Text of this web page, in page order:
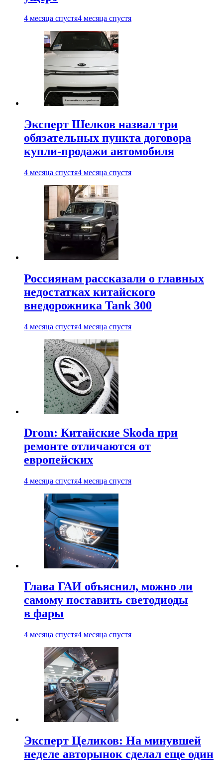
4 месяца спустя4 месяца спустя
Эксперт Шелков назвал три
обязательных пункта договора
купли-продажи автомобиля
4 месяца спустя4 месяца спустя
Россиянам рассказали о главных
недостатках китайского
внедорожника Tank 300
4 месяца спустя4 месяца спустя
Drom: Китайские Skoda при
ремонте отличаются от
европейских
4 месяца спустя4 месяца спустя
Глава ГАИ объяснил, можно ли
самому поставить светодиоды
в фары
4 месяца спустя4 месяца спустя
Эксперт Целиков: На минувшей
неделе авторынок сделал еще один